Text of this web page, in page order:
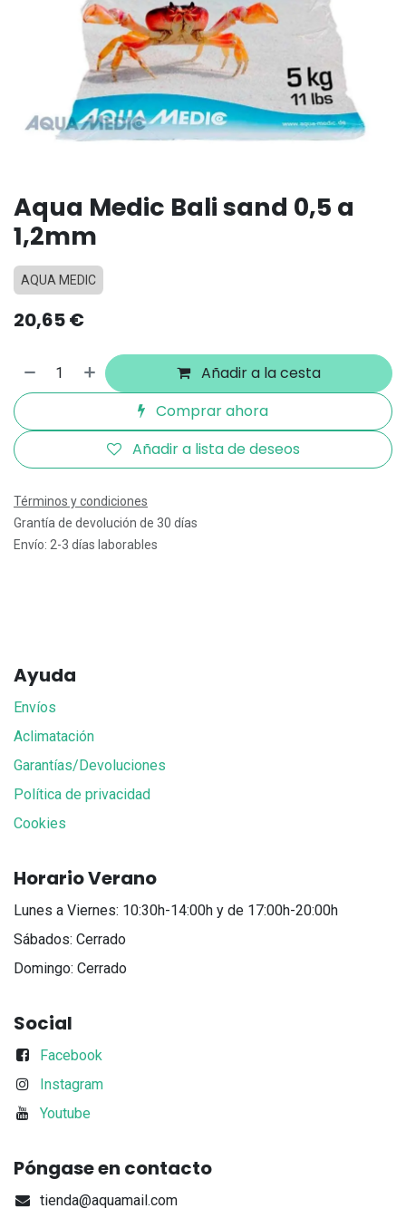
Aqua Medic Bali sand 0,5 a
1,2mm
AQUA MEDIC
20,65€
Añadir a la cesta
Comprar ahora
Añadir a lista de deseos
Términos y condiciones
Grantía de devolución de 30 días
Envío: 2-3 días laborables
Ayuda
Envíos
Aclimatación
Garantías/Devoluciones
Política de privacidad
Cookies
Horario Verano
Lunes a Viernes: 10:30h-14:00h y de 17:00h-20:00h
Sábados: Cerrado
Domingo: Cerrado
Social
Facebook
Instagram
Youtube
Póngase en contacto
tienda@aquamail.com